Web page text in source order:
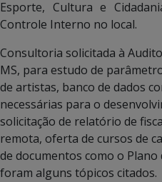
Esporte, Cultura e
Controle Interno no local.
Consultoria solicitada à
MS, para estudo de
de artistas, banco de dados
necessárias para o
solicitação de relatório de
remota, oferta de cursos de
de documentos como o
foram alguns tópicos citados.